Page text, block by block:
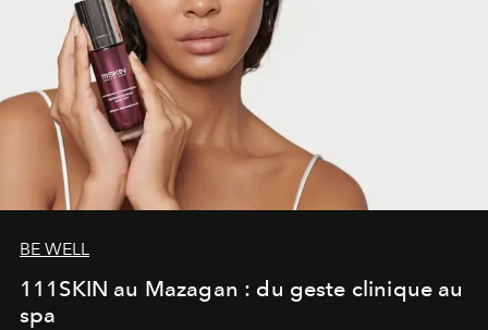
BE WELL
111SKIN au Mazagan : du geste clinique au
spa